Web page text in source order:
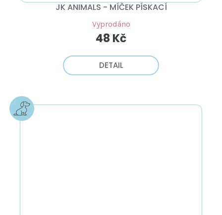
JK ANIMALS - MÍČEK PÍSKACÍ
Vyprodáno
48 Kč
DETAIL